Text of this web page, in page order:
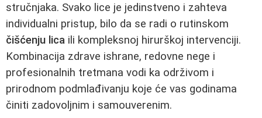
stručnjaka. Svako lice je jedinstveno i zahteva
individualni pristup, bilo da se radi o rutinskom
čišćenju lica ili kompleksnoj hirurškoj intervenciji.
Kombinacija zdrave ishrane, redovne nege i
profesionalnih tretmana vodi ka održivom i
prirodnom podmlađivanju koje će vas godinama
činiti zadovoljnim i samouverenim.